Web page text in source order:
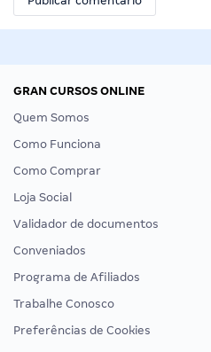
GRAN CURSOS ONLINE
Quem Somos
Como Funciona
Como Comprar
Loja Social
Validador de documentos
Conveniados
Programa de Afiliados
Trabalhe Conosco
Preferências de Cookies